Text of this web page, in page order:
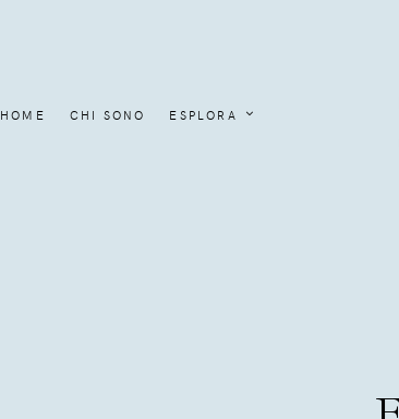
HOME CHI SONO ESPLORA